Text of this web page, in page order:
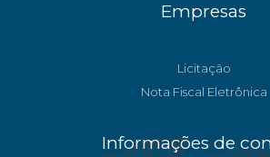
Empresas
Licitação
Nota Fiscal Eletrônica
Informações de